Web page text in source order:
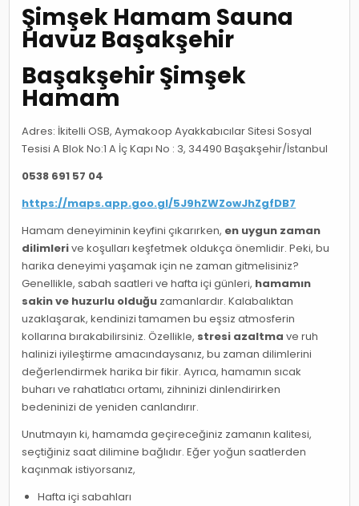
Şimşek Hamam Sauna
Havuz Başakşehir
Başakşehir Şimşek
Hamam
Adres: İkitelli OSB, Aymakoop Ayakkabıcılar Sitesi Sosyal
Tesisi A Blok No:1 A İç Kapı No : 3, 34490 Başakşehir/İstanbul
0538 691 57 04
https://maps.app.goo.gl/5J9hZWZowJhZgfDB7
Hamam deneyiminin keyfini çıkarırken, en uygun zaman
dilimlerive koşulları keşfetmek oldukça önemlidir. Peki, bu
harika deneyimi yaşamak için ne zaman gitmelisiniz?
Genellikle, sabah saatleri ve hafta içi günleri, hamamın
sakin ve huzurlu olduğu zamanlardır. Kalabalıktan
uzaklaşarak, kendinizi tamamen bu eşsiz atmosferin
kollarına bırakabilirsiniz. Özellikle, stresi azaltma ve ruh
halinizi iyileştirme amacındaysanız, bu zaman dilimlerini
değerlendirmek harika bir fikir. Ayrıca, hamamın sıcak
buharı ve rahatlatıcı ortamı, zihninizi dinlendirirken
bedeninizi de yeniden canlandırır.
Unutmayın ki, hamamda geçireceğiniz zamanın kalitesi,
seçtiğiniz saat dilimine bağlıdır. Eğer yoğun saatlerden
kaçınmak istiyorsanız,
Hafta içi sabahları